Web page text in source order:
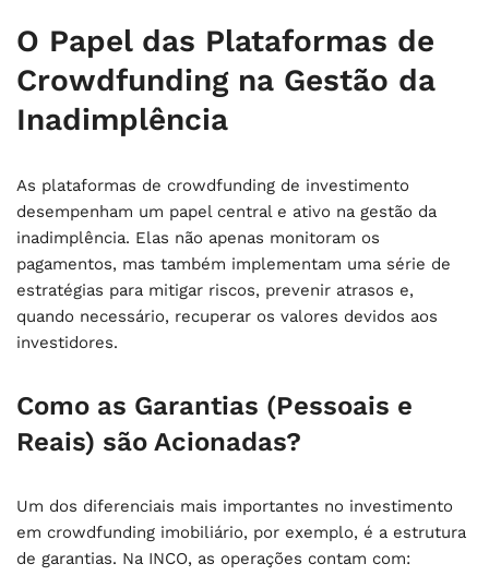
O Papel das Plataformas de
Crowdfunding na Gestão da
Inadimplência
As plataformas de crowdfunding de investimento
desempenham um papel central e ativo na gestão da
inadimplência. Elas não apenas monitoram os
pagamentos, mas também implementam uma série de
estratégias para mitigar riscos, prevenir atrasos e,
quando necessário, recuperar os valores devidos aos
investidores.
Como as Garantias (Pessoais e
Reais) são Acionadas?
Um dos diferenciais mais importantes no investimento
em crowdfunding imobiliário, por exemplo, é a estrutura
de garantias. Na INCO, as operações contam com: